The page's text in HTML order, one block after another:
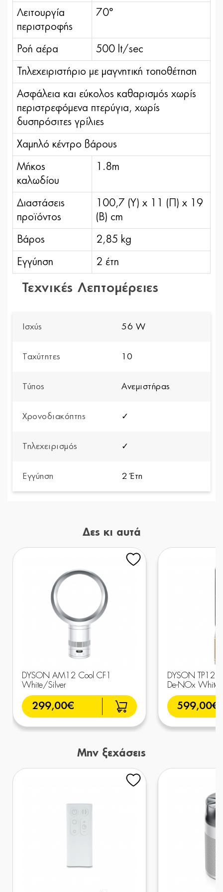
Λειτουργία
περιστροφής
70°
Ροή αέρα 500 lt/sec
Τηλεχειριστήριο με μαγνητική τοποθέτηση
Ασφάλεια και εύκολος καθαρισμός χωρίς
περιστρεφόμενα πτερύγια, χωρίς
δυσπρόσιτες γρίλιες
Χαμηλό κέντρο βάρους
Μήκος
καλωδίου
1.8m
Διαστάσεις
προϊόντος
100,7 (Y) x 11 (Π) x 19
(Β) cm
Βάρος 2,85 kg
Εγγύηση 2 έτη
Τεχνικές Λεπτομέρειες
Ισχύς 56 W
Ταχύτητες 10
Τύπος Ανεμιστήρας
Χρονοδιακόπτης ✓
Τηλεχειρισμός ✓
Εγγύηση 2 Έτη
Δες κι αυτά
DYSON AM12 Cool CF1
White/Silver
299,00€
DYSON TP12
De-NOx
599,00€
Μην ξεχάσεις